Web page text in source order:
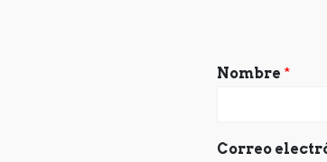
Nombre *
Correo